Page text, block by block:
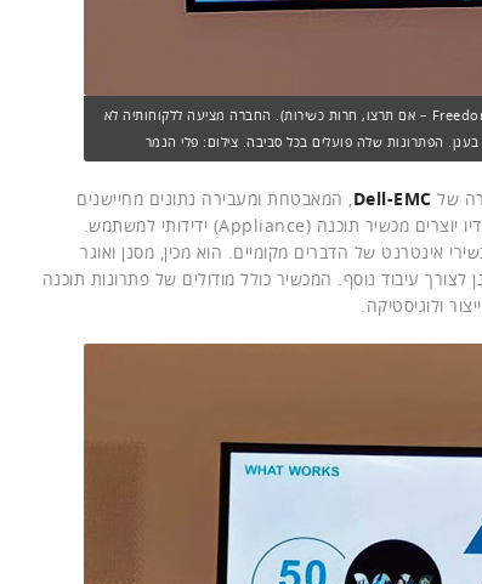
המיצוב מחדש של החברה – FaaS (ר"ת Freedom as a Service – אם תרצו, חרות כשירות). החברה מציעה ללקוחותיה לא
הפתרונות שלה פועלים בכל סביבה. צילום: פלי הנמר
Dell-EMC, המאבטחת ומעבירה נתונים מחיישנים
ומתקני ייצור, ומתוכנה של Software AG, שיחדיו יוצרים מכשיר תוכנה (Appliance) ידידותי למשתמש.
אינטרנט של הדברים מקומיים. הוא מכין, מסנן ואוגר
לצורך עיבוד נוסף. המכשיר כולל מודולים של פתרונות תוכנה
ולוגיסטיקה.